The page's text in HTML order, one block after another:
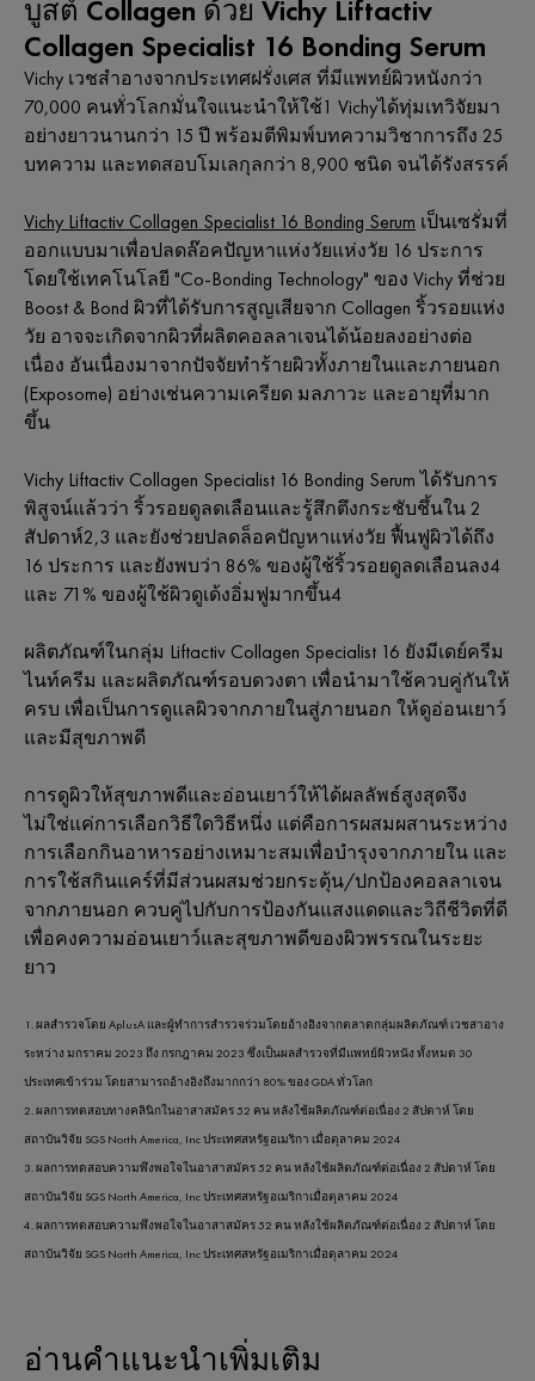
บูสต์ Collagen ด้วย Vichy Liftactiv
Collagen Specialist 16 Bonding Serum
Vichy เวชสำอางจากประเทศฝรั่งเศส ที่มีแพทย์ผิวหนังกว่า
70,000 คนทั่วโลกมั่นใจแนะนำให้ใช้1 Vichyได้ทุ่มเทวิจัยมา
อย่างยาวนานกว่า 15 ปี พร้อมตีพิมพ์บทความวิชาการถึง 25
บทความ และทดสอบโมเลกุลกว่า 8,900 ชนิด จนได้รังสรรค์
Vichy Liftactiv Collagen Specialist 16 Bonding Serum เป็นเซรั่มที่
ออกแบบมาเพื่อปลดล๊อคปัญหาแห่งวัยแห่งวัย 16 ประการ
โดยใช้เทคโนโลยี "Co-Bonding Technology" ของ Vichy ที่ช่วย
Boost & Bond ผิวที่ได้รับการสูญเสียจาก Collagen ริ้วรอยแห่ง
วัย อาจจะเกิดจากผิวที่ผลิตคอลลาเจนได้น้อยลงอย่างต่อ
เนื่อง อันเนื่องมาจากปัจจัยทำร้ายผิวทั้งภายในและภายนอก
(Exposome) อย่างเช่นความเครียด มลภาวะ และอายุที่มาก
ขึ้น
Vichy Liftactiv Collagen Specialist 16 Bonding Serum ได้รับการ
พิสูจน์แล้วว่า ริ้วรอยดูลดเลือนและรู้สึกตึงกระชับชึ้นใน 2
สัปดาห์2,3 และยังช่วยปลดล็อคปัญหาแห่งวัย ฟื้นฟูผิวได้ถึง
16 ประการ และยังพบว่า 86% ของผู้ใช้ริ้วรอยดูลดเลือนลง4
และ 71% ของผู้ใช้ผิวดูเด้งอิ่มฟูมากขึ้น4
ผลิตภัณฑ์ในกลุ่ม Liftactiv Collagen Specialist 16 ยังมีเดย์ครีม
ไนท์ครีม และผลิตภัณฑ์รอบดวงตา เพื่อนำมาใช้ควบคู่กันให้
ครบ เพื่อเป็นการดูแลผิวจากภายในสู่ภายนอก ให้ดูอ่อนเยาว์
และมีสุขภาพดี
การดูผิวให้สุขภาพดีและอ่อนเยาว์ให้ได้ผลลัพธ์สูงสุดจึง
ไม่ใช่แค่การเลือกวิธีใดวิธีหนึ่ง แต่คือการผสมผสานระหว่าง
การเลือกกินอาหารอย่างเหมาะสมเพื่อบำรุงจากภายใน และ
การใช้สกินแคร์ที่มีส่วนผสมช่วยกระตุ้น/ปกป้องคอลลาเจน
จากภายนอก ควบคู่ไปกับการป้องกันแสงแดดและวิถีชีวิตที่ดี
เพื่อคงความอ่อนเยาว์และสุขภาพดีของผิวพรรณในระยะ
ยาว
1. ผลสำรวจโดย AplusA และผู้ทำการสำรวจร่วมโดยอ้างอิงจากตลาดกลุ่มผลิตภัณฑ์ เวชสาอาง
ระหว่าง มกราคม 2023 ถึง กรกฎาคม 2023 ซึ่งเป็นผลสํารวจที่มีแพทย์ผิวหนัง ทั้งหมด 30
ประเทศเข้าร่วม โดยสามารถอ้างอิงถึงมากกว่า 80% ของ GDA ทั่วโลก
2. ผลการทดสอบทางคลินิกในอาสาสมัคร 52 คน หลังใช้ผลิตภัณฑ์ต่อเนื่อง 2 สัปดาห์ โดย
สถาบันวิจัย SGS North America, Inc ประเทศสหรัฐอเมริกา เมื่อตุลาคม 2024
3. ผลการทดสอบความพึงพอใจในอาสาสมัคร 52 คน หลังใช้ผลิตภัณฑ์ต่อเนื่อง 2 สัปดาห์ โดย
สถาบันวิจัย SGS North America, Inc ประเทศสหรัฐอเมริกาเมื่อตุลาคม 2024
4. ผลการทดสอบความพึงพอใจในอาสาสมัคร 52 คน หลังใช้ผลิตภัณฑ์ต่อเนื่อง 2 สัปดาห์ โดย
สถาบันวิจัย SGS North America, Inc ประเทศสหรัฐอเมริกาเมื่อตุลาคม 2024
อ่านคำแนะนำเพิ่มเติม